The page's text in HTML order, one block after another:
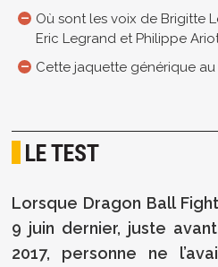
Où sont les voix de Brigitte
Eric Legrand et Philippe
Cette jaquette générique
LE TEST
Lorsque Dragon Ball
9 juin dernier, juste
2017, personne ne